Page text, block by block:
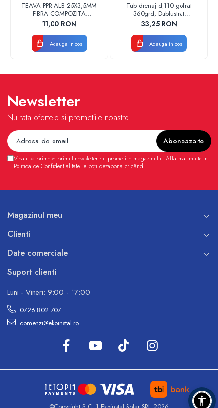
TEAVA PPR ALB 25X3,5MM
FIBRA COMPOZITA
10033025004
VALDUOTHERM VALROM
11,00 RON
Adauga in cos
Tub drenaj d,110 gofrat
360grd, Dublustrat
verde/negru 110152 Drainkit
33,25 RON
Adauga in cos
Newsletter
Nu rata ofertele si promotiile noastre
Vreau sa primesc primul newsletter cu promotiile magazinului. Afla mai multe in
Politica de Confidentialitate Te poți dezabona oricând.
Magazinul meu
Clienti
Date comerciale
Suport clienti
Luni - Vineri: 9:00 - 17:00
0726 802 707
comenzi@ekoinstal.ro